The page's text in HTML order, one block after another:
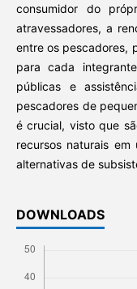
consumidor do
atravessadores, a
entre os pescadores,
para cada
públicas e
pescadores de
é crucial, visto que
recursos naturais
alternativas de
DOWNLOADS